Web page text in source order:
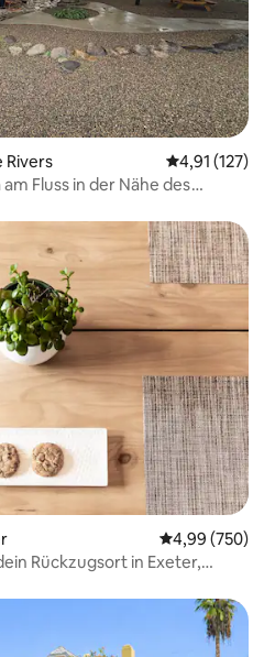
4,91 (127)
Fluss in der Nähe des
4,99 (750)
Rückzugsort in Exeter,